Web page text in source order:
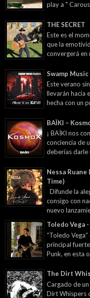
play a "
THE SECRET
Este es el
que la
convergerá en
Swamp
Este verano
llevarán hacia
hecha con un
BAÏKI –
¡ BAÏKI nos
conciencia de
deberías darle
Nessa
Time)
Difunde la
consigo con
nuevo
Toledo Vega
“Toledo
principal
Punk, en esta
The Dirt
Cargado de
Dirt Whispers